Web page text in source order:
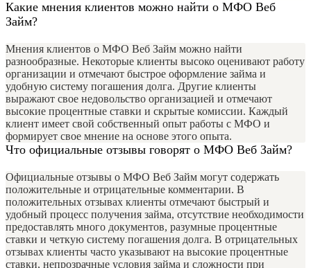
Какие мнения клиентов можно найти о МФО Веб
Займ?
Мнения клиентов о МФО Веб Займ можно найти
разнообразные. Некоторые клиенты высоко оценивают работу
организации и отмечают быстрое оформление займа и
удобную систему погашения долга. Другие клиенты
выражают свое недовольство организацией и отмечают
высокие процентные ставки и скрытые комиссии. Каждый
клиент имеет свой собственный опыт работы с МФО и
формирует свое мнение на основе этого опыта.
Что официальные отзывы говорят о МФО Веб Займ?
Официальные отзывы о МФО Веб Займ могут содержать
положительные и отрицательные комментарии. В
положительных отзывах клиенты отмечают быстрый и
удобный процесс получения займа, отсутствие необходимости
предоставлять много документов, разумные процентные
ставки и четкую систему погашения долга. В отрицательных
отзывах клиенты часто указывают на высокие процентные
ставки, непрозрачные условия займа и сложности при